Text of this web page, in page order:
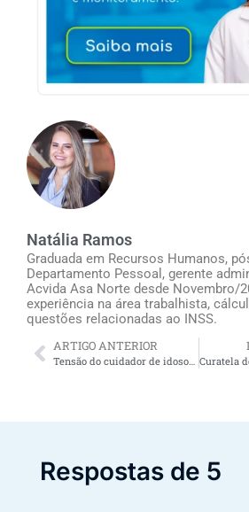
Natália Ramos
Graduada em Recursos Humanos,
Departamento Pessoal, gerente
Acvida Asa Norte desde Novembro/
experiência na área trabalhista,
questões relacionadas ao INSS.
ARTIGO ANTERIOR
Tensão do cuidador de idosos e dos familiares: é necessário cuidar de si mesmo (primeiro) para poder cuidar de idosos e pessoas dependentes!
Respostas de 5